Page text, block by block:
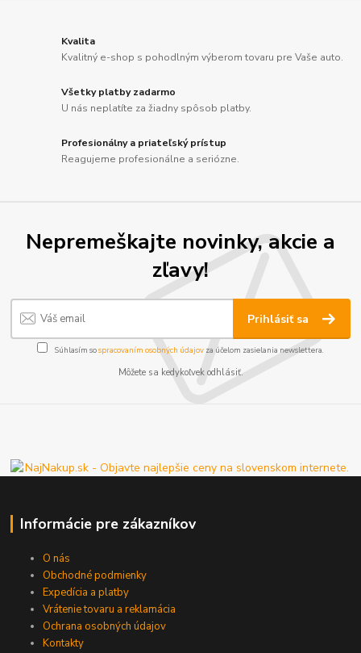
Kvalita
Kvalitný e-shop s pohodlným výberom tovaru pre Vaše auto.
Všetky platby zadarmo
U nás neplatíte za žiadny spôsob platby.
Profesionálny a priateľský prístup
Reagujeme profesionálne a seriózne.
Nepremeškajte novinky, akcie a
zľavy!
Prihlásiť sa
Súhlasím sospracovaním osobných údajov za účelom zasielania newslettera.
Môžete sa kedykoľvek odhlásiť.
Informácie pre zákazníkov
O nás
Obchodné podmienky
Expedícia a platby
Vrátenie tovaru a reklamácia
Ochrana osobných údajov
Kontakty